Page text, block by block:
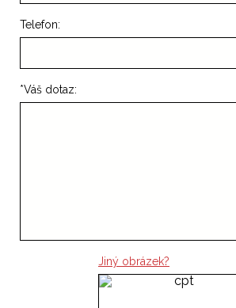
Telefon:
Váš dotaz:
*
Jiný obrázek?